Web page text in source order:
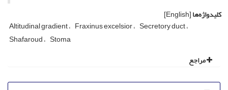
کلیدواژه‌ها[English]
Altitudinal gradient Fraxinus excelsior Secretory duct
Shafaroud Stoma
مراجع